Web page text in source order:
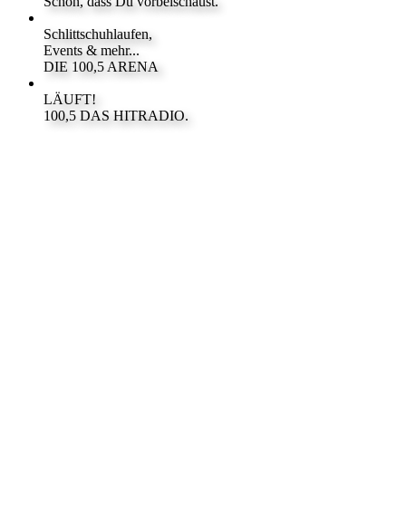
Schlittschuhlaufen,
Events & mehr...
DIE 100,5 ARENA
LÄUFT!
100,5 DAS HITRADIO.